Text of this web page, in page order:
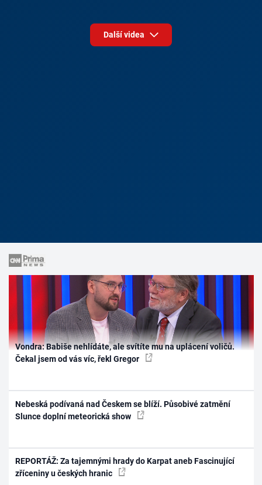
Další videa
Vondra: Babiše nehlídáte, ale svítíte mu na uplácení voličů.
Čekal jsem od vás víc, řekl Gregor
Nebeská podívaná nad Českem se blíží. Působivé zatmění
Slunce doplní meteorická show
REPORTÁŽ: Za tajemnými hrady do Karpat aneb Fascinující
zříceniny u českých hranic